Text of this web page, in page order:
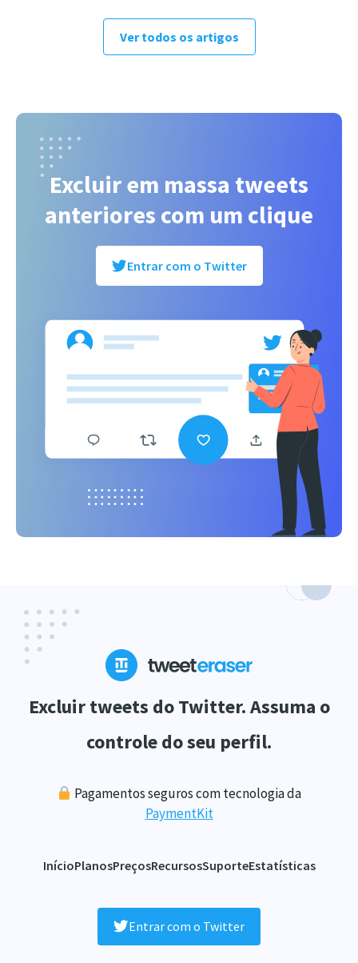
Ver todos os artigos
Excluir em massa tweets
anteriores com um clique
Entrar com o Twitter
Excluir tweets do Twitter. Assuma o
controle do seu perfil.
Pagamentos seguros com tecnologia da
PaymentKit
InícioPlanosPreçosRecursosSuporteEstatísticas
Entrar com o Twitter